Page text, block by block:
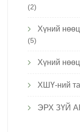
(2)
Хүний
(5)
Хүний
ХШҮ-ний
ЭРХ ЗҮЙ